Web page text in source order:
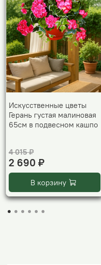
Искусственные цветы
Герань густая малиновая
65см в подвесном кашпо
4 015 ₽
2 690 ₽
В корзину